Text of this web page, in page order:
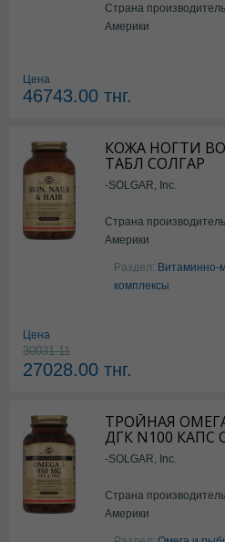
Страна
Америки
Цена
46743.00 тнг.
КОЖА НОГТИ
ТАБЛ СОЛГАР
-SOLGAR, Inc.
Страна
Америки
Раздел: Витаминно-
комплексы
Цена
30031.11
27028.00 тнг.
ТРОЙНАЯ
ДГК N100 КАПС
-SOLGAR, Inc.
Страна
Америки